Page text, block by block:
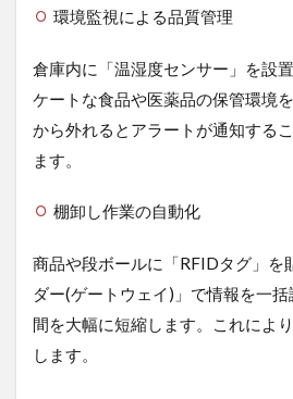
環境監視による品質管理
倉庫内に「温湿度センサー」を設
ケートな食品や医薬品の保管環境
から外れるとアラートが通知する
ます。
棚卸し作業の自動化
商品や段ボールに「RFIDタグ」を
ダー(ゲートウェイ)」で情報を一
間を大幅に短縮します。これによ
します。